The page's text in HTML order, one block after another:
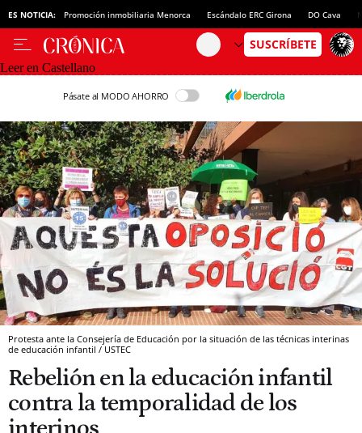
ES NOTICIA: Promoción inmobiliaria Menorca Escándalo ERC Girona DO Cava
Leer en Castellano
Pásate al MODO AHORRO
Protesta ante la Consejería de Educación por la situación de las técnicas interinas
de educación infantil / USTEC
Rebelión en la educación infantil
contra la temporalidad de los